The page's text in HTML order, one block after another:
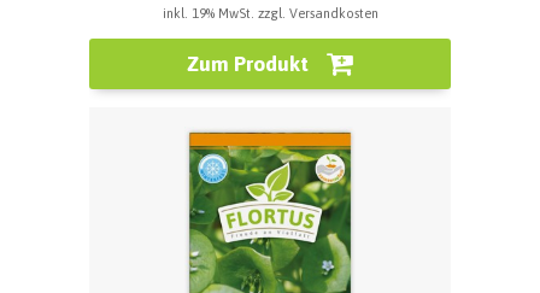
inkl. 19% MwSt. zzgl. Versandkosten
Zum Produkt